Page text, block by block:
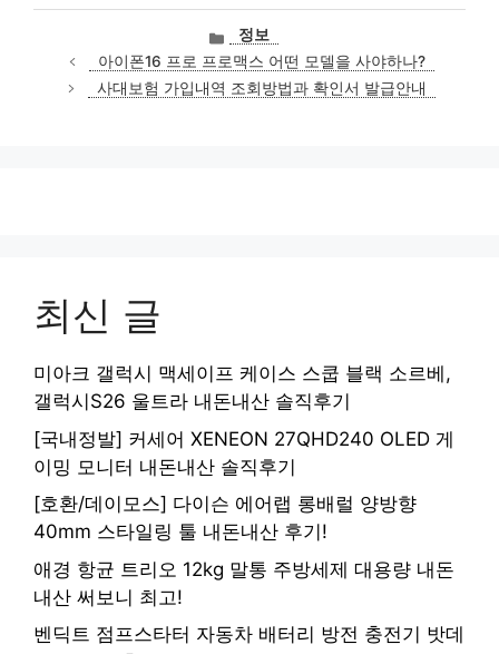
카
테
고
리
정보
아이폰16 프로 프로맥스 어떤 모델을 사야하나?
사대보험 가입내역 조회방법과 확인서 발급안내
최신 글
미아크 갤럭시 맥세이프 케이스 스쿱 블랙 소르베,
갤럭시S26 울트라 내돈내산 솔직후기
[국내정발] 커세어 XENEON 27QHD240 OLED 게
이밍 모니터 내돈내산 솔직후기
[호환/데이모스] 다이슨 에어랩 롱배럴 양방향
40mm 스타일링 툴 내돈내산 후기!
애경 항균 트리오 12kg 말통 주방세제 대용량 내돈
내산 써보니 최고!
벤딕트 점프스타터 자동차 배터리 방전 충전기 밧데